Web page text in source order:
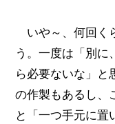
いや～、何回く
う。一度は「別に
ら必要ないな」と
の作製もあるし、
と「一つ手元に置